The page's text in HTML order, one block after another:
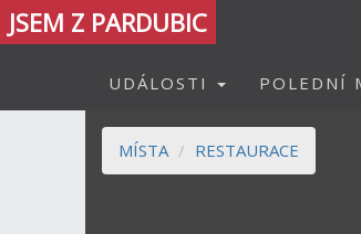
JSEM Z PARDUBIC
UDÁLOSTI POLEDNÍ
MÍSTA RESTAURACE